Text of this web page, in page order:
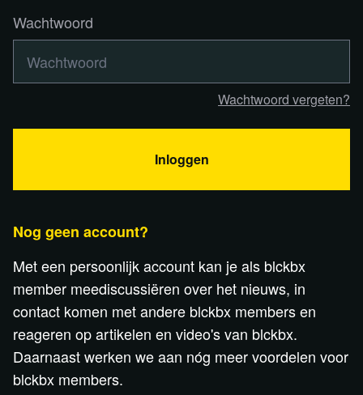
Wachtwoord
Wachtwoord vergeten?
Inloggen
Nog geen account?
Met een persoonlijk account kan je als blckbx
member meediscussiëren over het nieuws, in
contact komen met andere blckbx members en
reageren op artikelen en video's van blckbx.
Daarnaast werken we aan nóg meer voordelen voor
blckbx members.